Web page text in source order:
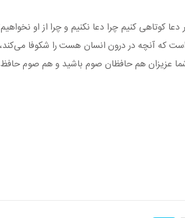
كوتاهی كنیم چرا دعا نكنیم و چرا از او
كه آنچه در درون انسان هست را شكوفا
شما عزیزان هم حافظان صوم باشید و هم صوم